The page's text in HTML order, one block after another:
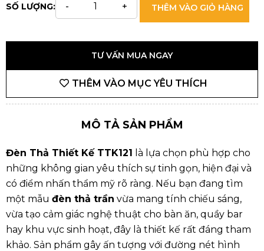
SỐ LƯỢNG: THÊM VÀO GIỎ HÀNG
TƯ VẤN MUA NGAY
THÊM VÀO MỤC YÊU THÍCH
MÔ TẢ SẢN PHẨM
Đèn Thả Thiết Kế TTK121 là lựa chọn phù hợp cho
những không gian yêu thích sự tinh gọn, hiện đại và
có điểm nhấn thẩm mỹ rõ ràng. Nếu bạn đang tìm
một mẫu đèn thả trần vừa mang tính chiếu sáng,
vừa tạo cảm giác nghệ thuật cho bàn ăn, quầy bar
hay khu vực sinh hoạt, đây là thiết kế rất đáng tham
khảo. Sản phẩm gây ấn tượng với đường nét hình